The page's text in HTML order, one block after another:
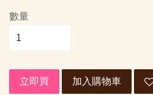
數量
立即買 加入購物車